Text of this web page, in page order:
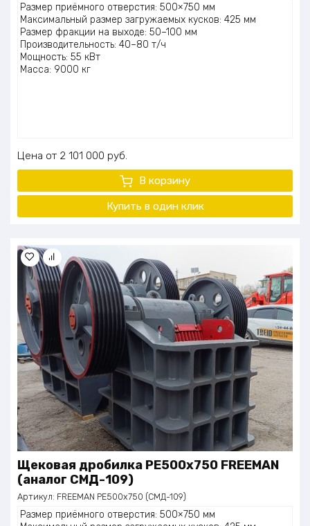
Размер приёмного отверстия: 500×750 мм
Максимальный размер загружаемых кусков: 425 мм
Размер фракции на выходе: 50–100 мм
Производительность: 40–80 т/ч
Мощность: 55 кВт
Масса: 9000 кг
Цена 2 101 000 руб.
В корзину
Купить в один клик
Щековая дробилка PE500x750 FREEMAN
(аналог СМД-109)
Артикул: FREEMAN PE500x750 (СМД-109)
Размер приёмного отверстия: 500×750 мм